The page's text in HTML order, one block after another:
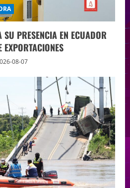
PRESENCIA EN ECUADOR
08-07